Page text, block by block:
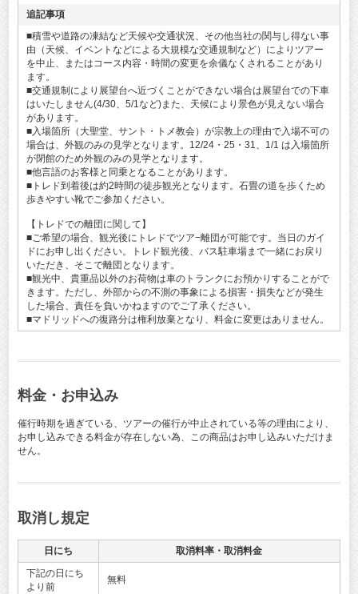
追記事項
■積雪や道路の凍結など天候や交通状況、その他当社の関与し得ない事
由（天候、イベントなどによる大規模な交通規制など）によりツアー
を中止、またはコース内容・時間の変更を余儀なくされることがあり
ます。
■交通規制により展望台へ近づくことができない場合は展望台での下車
はいたしません(4/30、5/1など)また、天候により景色が見えない場合
があります。
■入場箇所（大聖堂、サント・トメ教会）が宗教上の理由で入場不可の
場合は、外観のみの見学となります。12/24・25・31、1/1 は入場箇所
が閉館のため外観のみの見学となります。
■他言語のお客様と同乗となることがあります。
■トレド到着後は約2時間の徒歩観光となります。石畳の道を歩くため
歩きやすい靴でご参加ください。
【トレドでの離団に関して】
■ご希望の場合、観光後にトレドでツア−離団が可能です。当日のガイ
ドにお申し出ください。トレド観光後、バス駐車場まで一緒にお戻り
いただき、そこで離団となります。
■観光中、貴重品以外のお荷物は車のトランクにお預かりすることがで
きます。ただし、外部からの不測の事象による損害・損失などが発生
した場合、責任を負いかねますのでご了承ください。
■マドリッドへの復路分は権利放棄となり、料金に変更はありません。
料金・お申込み
催行時期を過ぎている、ツアーの催行が中止されている等の理由により、
お申し込みできる料金が存在しない為、この商品はお申し込みいただけま
せん。
取消し規定
日にち
取消料率・取消料金
下記の日にち
より前
無料